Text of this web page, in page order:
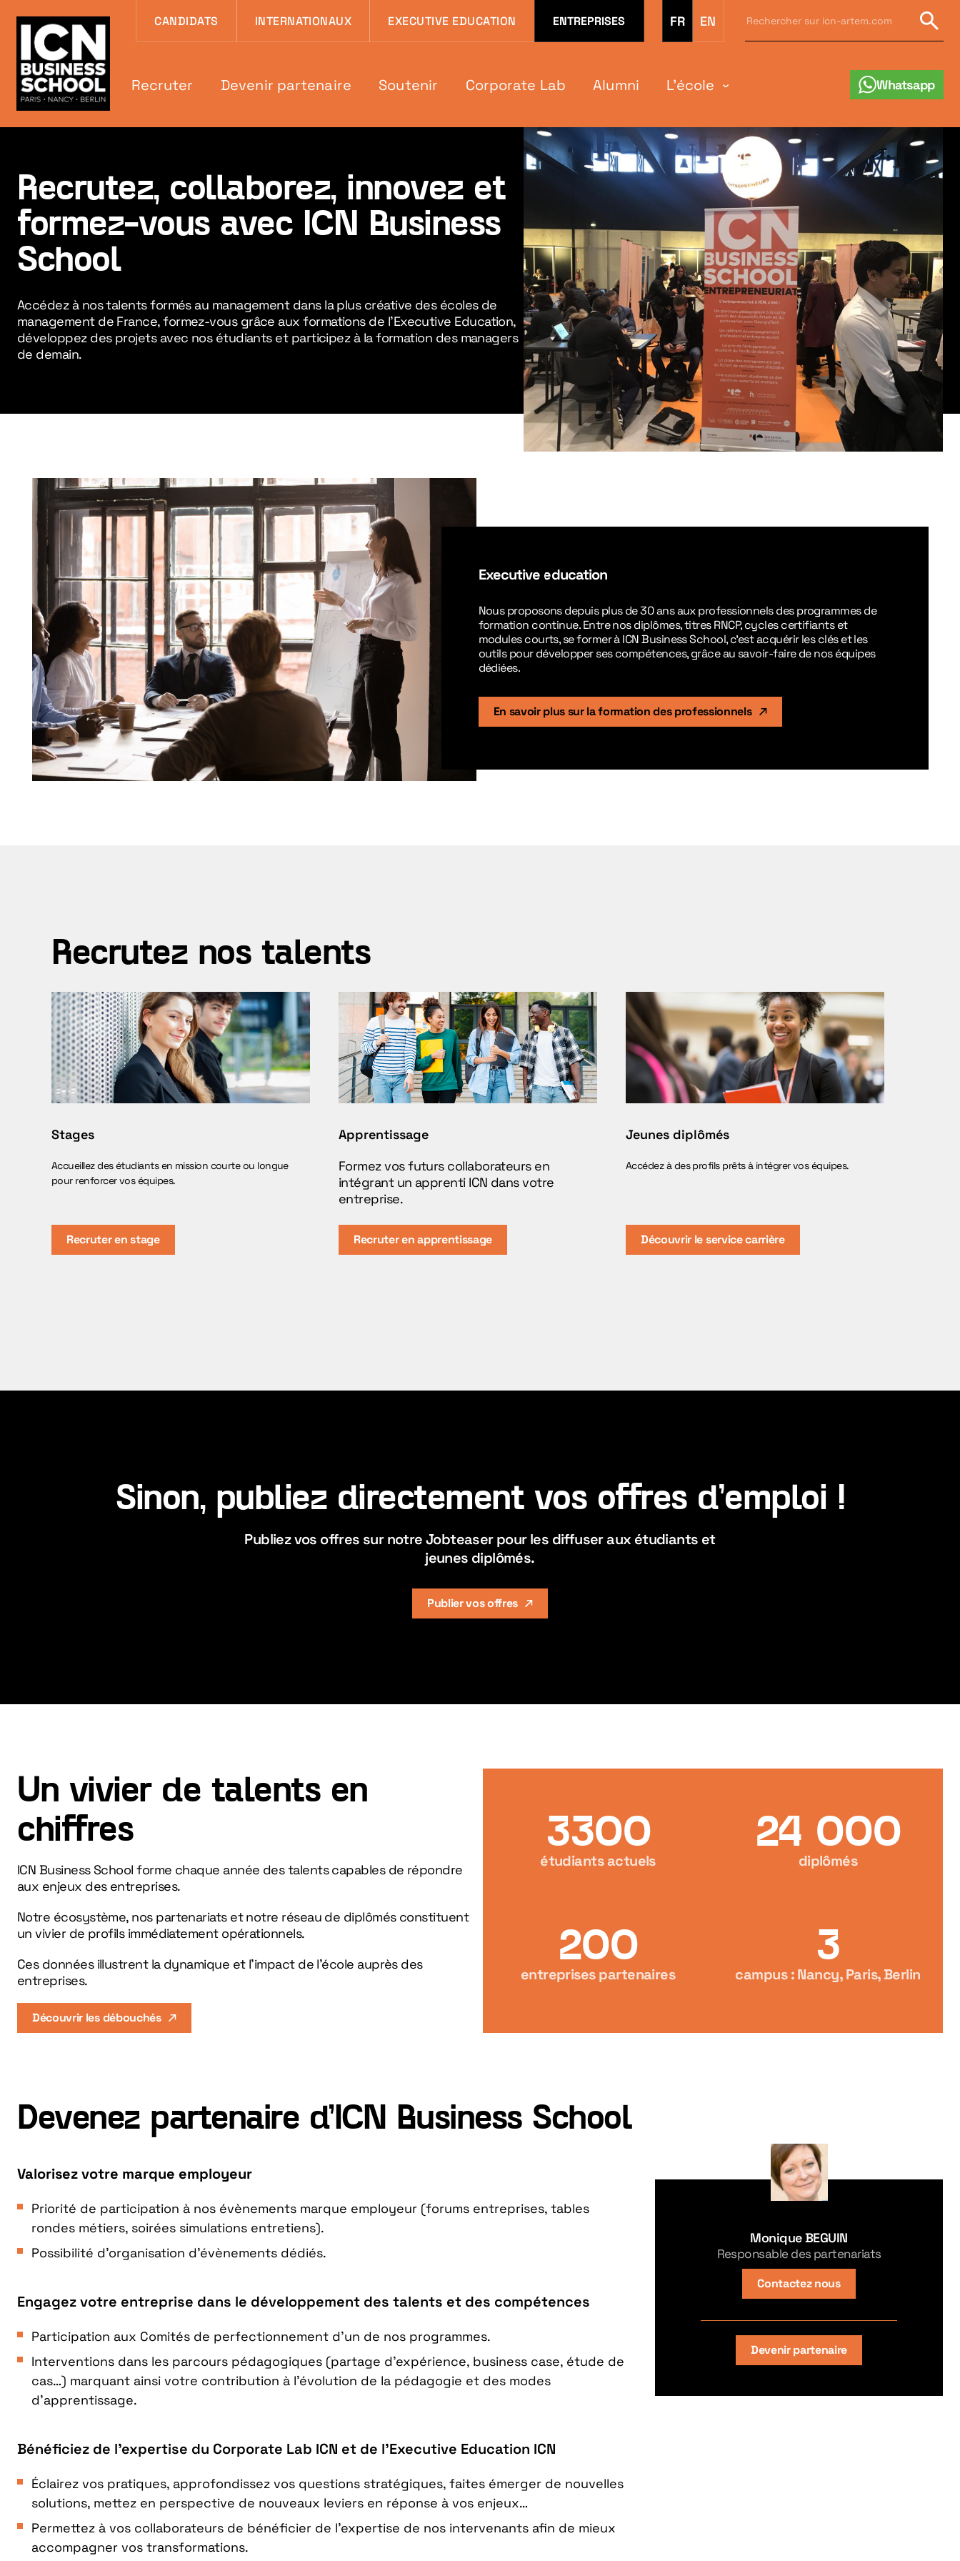
Aller au contenu Aller au menu Aller au pied de page
CANDIDATS INTERNATIONAUX EXECUTIVE EDUCATION ENTREPRISES FR EN
sur
icn-
Recruter Devenir partenaire Soutenir Corporate Lab Alumni L'école Whatsapp
Recrutez, collaborez, innovez et
formez-vous avec ICN Business
School
Accédez à nos talents formés au management dans la plus créative des écoles de
management de France, formez-vous grâce aux formations de l'Executive Education,
développez des projets avec nos étudiants et participez à la formation des managers
de demain.
Executive education
Nous proposons depuis plus de 30 ans aux professionnels des programmes de
formation continue. Entre nos diplômes, titres RNCP, cycles certifiants et
modules courts, se former à ICN Business School, c’est acquérir les clés et les
outils pour développer ses compétences, grâce au savoir-faire de nos équipes
dédiées.
En savoir plus sur la formation des professionnels
Recrutez nos talents
Stages
Accueillez des étudiants en mission courte ou longue
pour renforcer vos équipes.
Recruter en stage
Apprentissage
Formez vos futurs collaborateurs en
intégrant un apprenti ICN dans votre
entreprise.
Recruter en apprentissage
Jeunes diplômés
Accédez à des profils prêts à intégrer vos équipes.
Découvrir le service carrière
Sinon, publiez directement vos offres d'emploi !
Publiez vos offres sur notre Jobteaser pour les diffuser aux étudiants et
jeunes diplômés.
Publier vos offres
Un vivier de talents en
chiffres
ICN Business School forme chaque année des talents capables de répondre
aux enjeux des entreprises.
Notre écosystème, nos partenariats et notre réseau de diplômés constituent
un vivier de profils immédiatement opérationnels.
Ces données illustrent la dynamique et l’impact de l’école auprès des
entreprises.
Découvrir les débouchés
3300
étudiants actuels
24 000
diplômés
200
entreprises partenaires
3
campus : Nancy, Paris, Berlin
Devenez partenaire d’ICN Business School
Valorisez votre marque employeur
Priorité de participation à nos évènements marque employeur (forums entreprises, tables
rondes métiers, soirées simulations entretiens).
Possibilité d’organisation d’évènements dédiés.
Engagez votre entreprise dans le développement des talents et des compétences
Participation aux Comités de perfectionnement d’un de nos programmes.
Interventions dans les parcours pédagogiques (partage d’expérience, business case, étude de
cas…) marquant ainsi votre contribution à l’évolution de la pédagogie et des modes
d’apprentissage.
Bénéficiez de l’expertise du Corporate Lab ICN et de l’Executive Education ICN
Éclairez vos pratiques, approfondissez vos questions stratégiques, faites émerger de nouvelles
solutions, mettez en perspective de nouveaux leviers en réponse à vos enjeux…
Permettez à vos collaborateurs de bénéficier de l’expertise de nos intervenants afin de mieux
accompagner vos transformations.
Monique BEGUIN
Responsable des partenariats
Contactez nous
Devenir partenaire